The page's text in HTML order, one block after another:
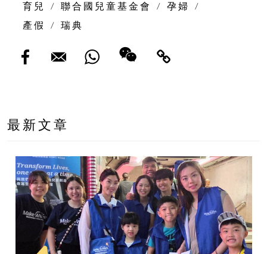
育兒
/ 聯合國兒童基金會 / 孕婦
/
產假
/ 瑞典
最新文章